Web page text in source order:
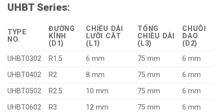
UHBT Series:
TYPE
NO.
ĐƯỜNG
KÍNH
(D1)
CHIỀU DÀI
LƯỠI CẮT
(L1)
TỔNG
CHIỀU DÀI
(L3)
CHUÔI
DAO
(D2)
UHBT0302
R1.5 6 mm 75 mm
6 mm
UHBT0402
R2 8 mm 75 mm
6 mm
UHBT0502
R2.5 10 mm 75 mm
6 mm
UHBT0602
R3 12 mm 75 mm
6 mm